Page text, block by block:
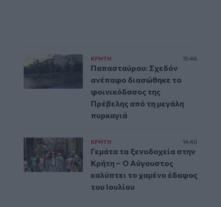
ΚΡΗΤΗ 15:46
Παπασταύρου: Σχεδόν
ανέπαφο διασώθηκε το
φοινικόδασος της
Πρέβελης από τη μεγάλη
πυρκαγιά
ΚΡΗΤΗ 14:40
Γεμάτα τα ξενοδοχεία στην
Κρήτη – Ο Αύγουστος
καλύπτει το χαμένο έδαφος
του Ιουλίου